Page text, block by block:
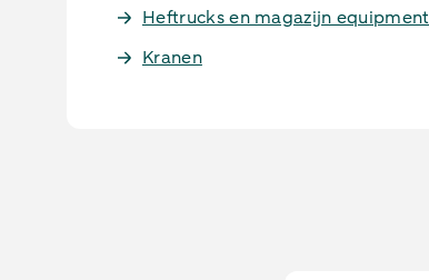
Heftrucks en magazijn equipment
Kranen